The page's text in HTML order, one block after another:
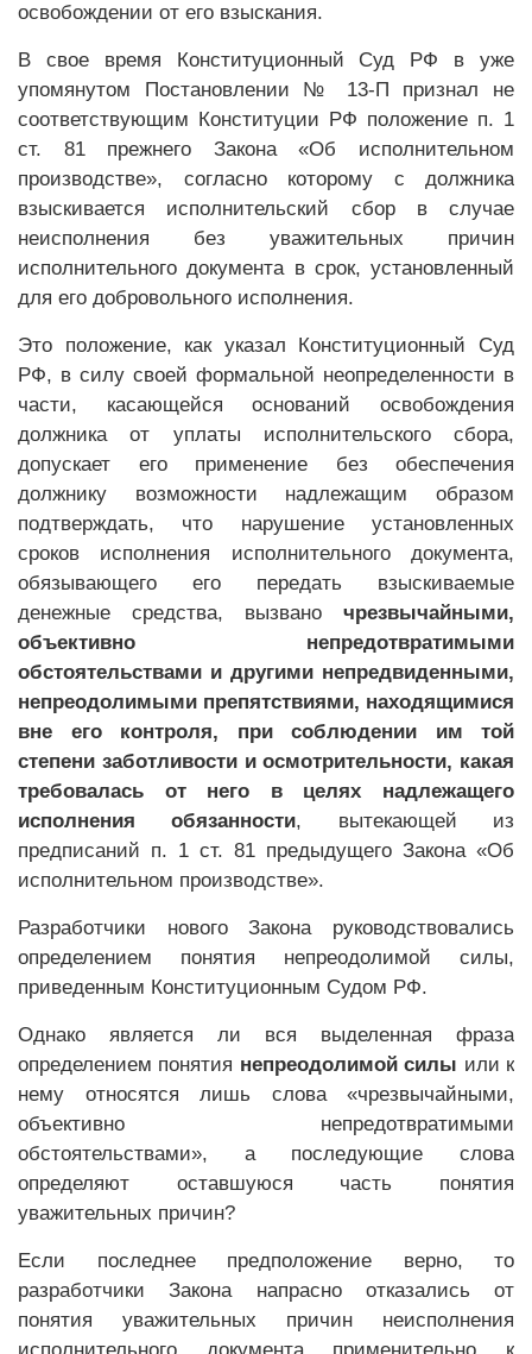
освобождении от его взыскания.
В свое время Конституционный Суд РФ в уже
упомянутом Постановлении № 13-П признал не
соответствующим Конституции РФ положение п. 1
ст. 81 прежнего Закона «Об исполнительном
производстве», согласно которому с должника
взыскивается исполнительский сбор в случае
неисполнения без уважительных причин
исполнительного документа в срок, установленный
для его добровольного исполнения.
Это положение, как указал Конституционный Суд
РФ, в силу своей формальной неопределенности в
части, касающейся оснований освобождения
должника от уплаты исполнительского сбора,
допускает его применение без обеспечения
должнику возможности надлежащим образом
подтверждать, что нарушение установленных
сроков исполнения исполнительного документа,
обязывающего его передать взыскиваемые
денежные средства, вызвано чрезвычайными,
объективно непредотвратимыми
обстоятельствами и другими непредвиденными,
непреодолимыми препятствиями, находящимися
вне его контроля, при соблюдении им той
степени заботливости и осмотрительности, какая
требовалась от него в целях надлежащего
исполнения обязанности, вытекающей из
предписаний п. 1 ст. 81 предыдущего Закона «Об
исполнительном производстве».
Разработчики нового Закона руководствовались
определением понятия непреодолимой силы,
приведенным Конституционным Судом РФ.
Однако является ли вся выделенная фраза
определением понятия непреодолимой силы или к
нему относятся лишь слова «чрезвычайными,
объективно непредотвратимыми
обстоятельствами», а последующие слова
определяют оставшуюся часть понятия
уважительных причин?
Если последнее предположение верно, то
разработчики Закона напрасно отказались от
понятия уважительных причин неисполнения